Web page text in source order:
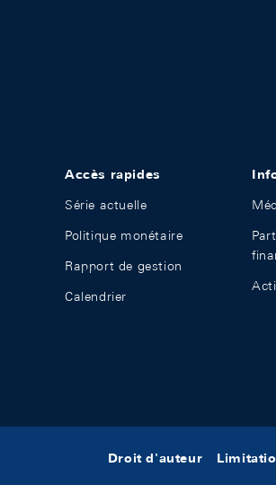
Accès rapides
Série actuelle
Politique monétaire
Rapport de gestion
Calendrier
Droit d'auteur